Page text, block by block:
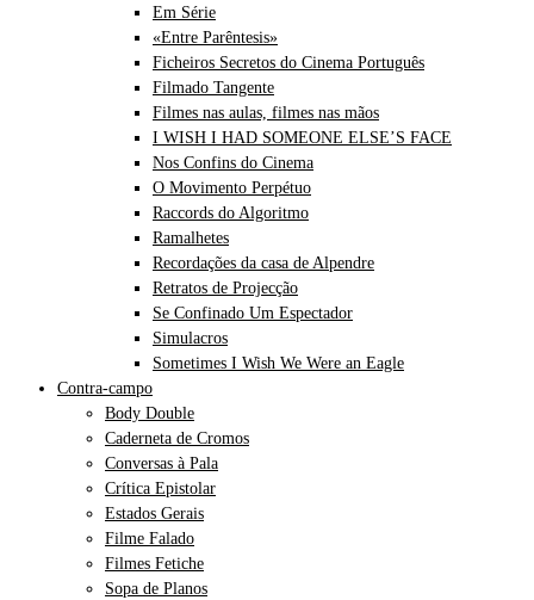
Em Série
«Entre Parêntesis»
Ficheiros Secretos do Cinema Português
Filmado Tangente
Filmes nas aulas, filmes nas mãos
I WISH I HAD SOMEONE ELSE’S FACE
Nos Confins do Cinema
O Movimento Perpétuo
Raccords do Algoritmo
Ramalhetes
Recordações da casa de Alpendre
Retratos de Projecção
Se Confinado Um Espectador
Simulacros
Sometimes I Wish We Were an Eagle
Contra-campo
Body Double
Caderneta de Cromos
Conversas à Pala
Crítica Epistolar
Estados Gerais
Filme Falado
Filmes Fetiche
Sopa de Planos